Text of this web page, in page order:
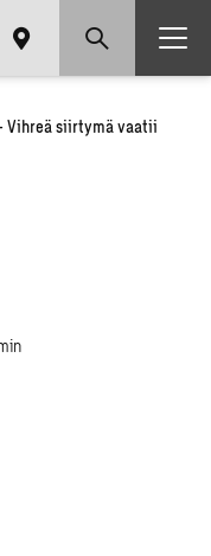
Vihreä siirtymä vaatii